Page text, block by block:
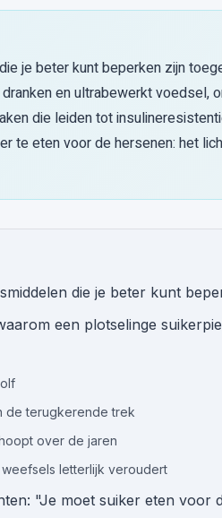
je beter kunt beperken zijn
en ultrabewerkt voedsel,
die leiden tot
te eten voor de hersenen: het
die je beter kunt
een plotselinge
de terugkerende trek
over de jaren
letterlijk veroudert
"Je moet suiker eten voor